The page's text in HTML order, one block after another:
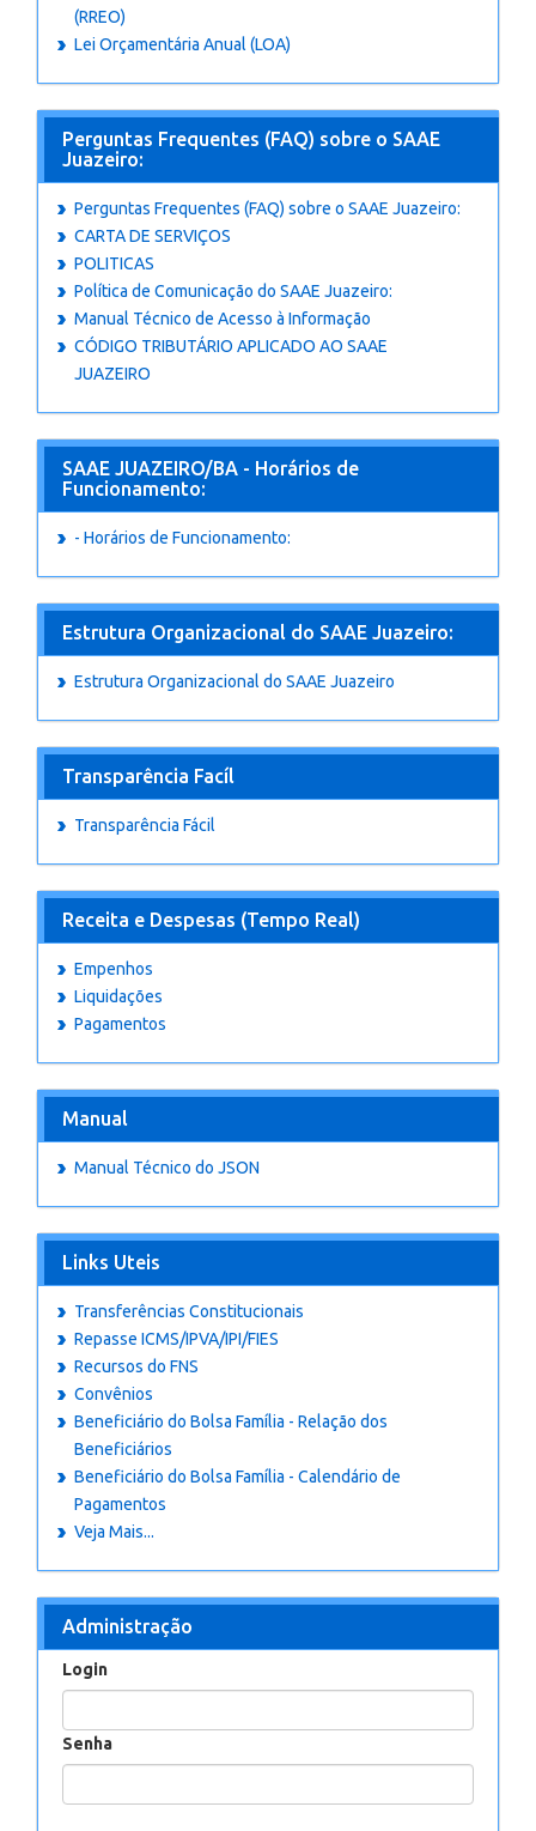
(RREO)
Lei Orçamentária Anual (LOA)
Perguntas Frequentes (FAQ) sobre o SAAE
Juazeiro:
Perguntas Frequentes (FAQ) sobre o SAAE Juazeiro:
CARTA DE SERVIÇOS
POLITICAS
Política de Comunicação do SAAE Juazeiro:
Manual Técnico de Acesso à Informação
CÓDIGO TRIBUTÁRIO APLICADO AO SAAE
JUAZEIRO
SAAE JUAZEIRO/BA - Horários de
Funcionamento:
- Horários de Funcionamento:
Estrutura Organizacional do SAAE Juazeiro:
Estrutura Organizacional do SAAE Juazeiro
Transparência Facíl
Transparência Fácil
Receita e Despesas (Tempo Real)
Empenhos
Liquidações
Pagamentos
Manual
Manual Técnico do JSON
Links Uteis
Transferências Constitucionais
Repasse ICMS/IPVA/IPI/FIES
Recursos do FNS
Convênios
Beneficiário do Bolsa Família - Relação dos
Beneficiários
Beneficiário do Bolsa Família - Calendário de
Pagamentos
Veja Mais...
Administração
Login
Senha